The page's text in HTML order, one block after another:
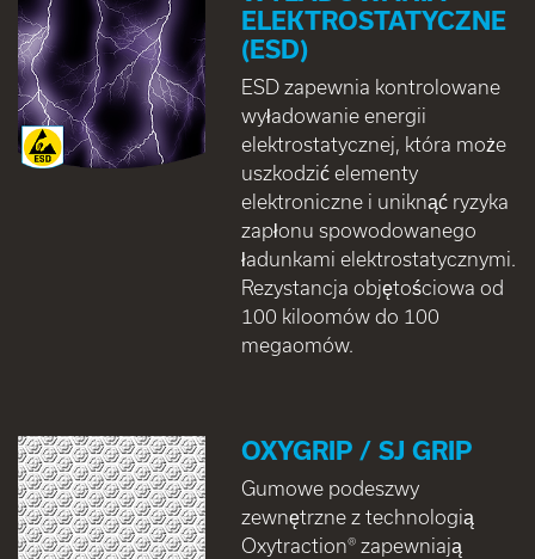
ELEKTROSTATYCZNE
(ESD)
ESD zapewnia kontrolowane
wyładowanie energii
elektrostatycznej, która może
uszkodzić elementy
elektroniczne i uniknąć ryzyka
zapłonu spowodowanego
ładunkami elektrostatycznymi.
Rezystancja objętościowa od
100 kiloomów do 100
megaomów.
OXYGRIP / SJ GRIP
Gumowe podeszwy
zewnętrzne z technologią
Oxytraction® zapewniają